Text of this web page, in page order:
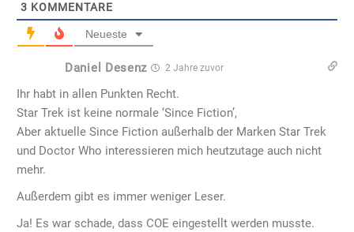
3 KOMMENTARE
Neueste
Daniel Desenz 2 Jahre zuvor
Ihr habt in allen Punkten Recht.
Star Trek ist keine normale ‘Since Fiction’,
Aber aktuelle Since Fiction außerhalb der Marken Star Trek
und Doctor Who interessieren mich heutzutage auch nicht
mehr.
Außerdem gibt es immer weniger Leser.
Ja! Es war schade, dass COE eingestellt werden musste.